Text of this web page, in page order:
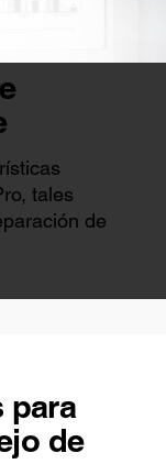
tales
de
para
de